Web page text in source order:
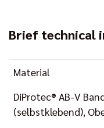
Brief technical
Material
DiProtec® AB-V
(selbstklebend),